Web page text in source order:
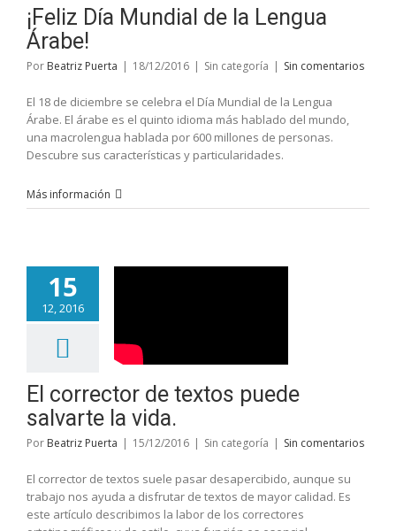
¡Feliz Día Mundial de la Lengua
Árabe!
Por Beatriz Puerta | 18/12/2016 | Sin categoría | Sin comentarios
El 18 de diciembre se celebra el Día Mundial de la Lengua
Árabe. El árabe es el quinto idioma más hablado del mundo,
una macrolengua hablada por 600 millones de personas.
Descubre sus características y particularidades.
Más información
15
12, 2016
El corrector de textos puede
salvarte la vida.
Por Beatriz Puerta | 15/12/2016 | Sin categoría | Sin comentarios
El corrector de textos suele pasar desapercibido, aunque su
trabajo nos ayuda a disfrutar de textos de mayor calidad. Es
este artículo describimos la labor de los correctores